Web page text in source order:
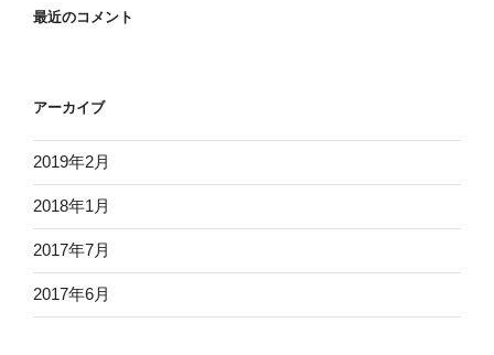
最近のコメント
アーカイブ
2019年2月
2018年1月
2017年7月
2017年6月